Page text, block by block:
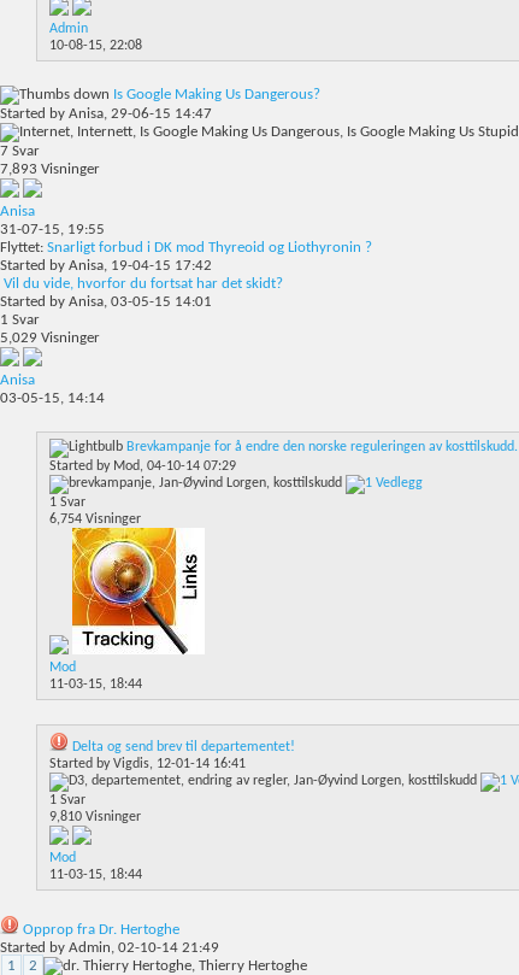
Admin
10-08-15, 22:08
Is Google Making Us Dangerous?
Started by Anisa, 29-06-15 14:47
7 Svar
7,893 Visninger
Anisa
31-07-15, 19:55
Flyttet: Snarligt forbud i DK mod Thyreoid og Liothyronin ?
Started by Anisa, 19-04-15 17:42
Vil du vide, hvorfor du fortsat har det skidt?
Started by Anisa, 03-05-15 14:01
1 Svar
5,029 Visninger
Anisa
03-05-15, 14:14
Brevkampanje for å endre den norske reguleringen av kosttilskudd.
Started by Mod, 04-10-14 07:29
1 Svar
6,754 Visninger
Mod
11-03-15, 18:44
Delta og send brev til departementet!
Started byVigdis, 12-01-14 16:41
1 Svar
9,810 Visninger
Mod
11-03-15, 18:44
Opprop fra Dr. Hertoghe
Started by Admin, 02-10-14 21:49
1
2